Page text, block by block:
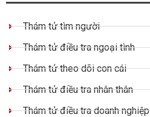
Thám tử tìm người
Thám tử điều tra ngoại tình
Thám tử theo dõi con cái
Thám tử điều tra nhân thân
Thám tử điều tra doanh nghiệp